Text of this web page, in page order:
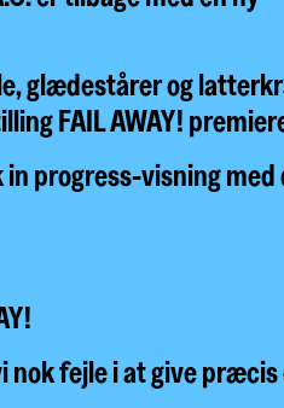
glædestårer og
FAIL AWAY!
progress-visning med
nok fejle i at give præcis